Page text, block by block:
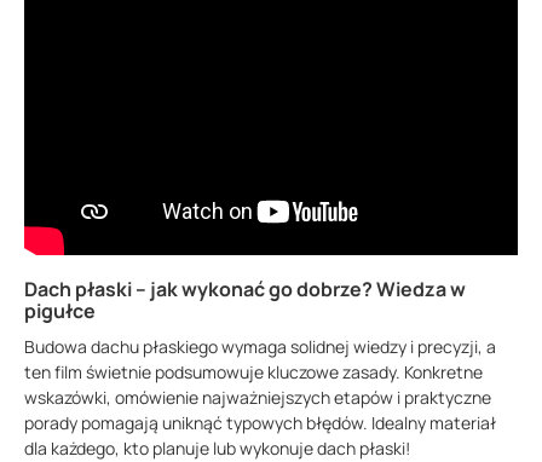
Dach płaski – jak wykonać go dobrze? Wiedza w
pigułce
Budowa dachu płaskiego wymaga solidnej wiedzy i precyzji, a
ten film świetnie podsumowuje kluczowe zasady. Konkretne
wskazówki, omówienie najważniejszych etapów i praktyczne
porady pomagają uniknąć typowych błędów. Idealny materiał
dla każdego, kto planuje lub wykonuje dach płaski!